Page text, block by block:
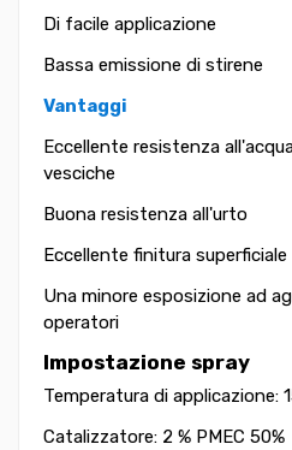
Di facile applicazione
Bassa emissione di stirene
Vantaggi
Eccellente resistenza
vesciche
Buona resistenza all'urto
Eccellente finitura superficiale
Una minore esposizione ad
operatori
Impostazione spray
Temperatura di applicazione:
Catalizzatore: 2 % PMEC 50%